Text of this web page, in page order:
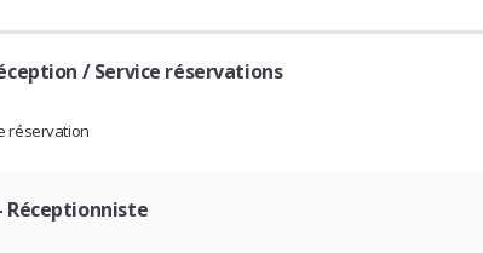
/ Service réservations
réservation
Réceptionniste